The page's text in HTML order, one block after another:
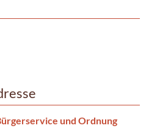
und Ordnung